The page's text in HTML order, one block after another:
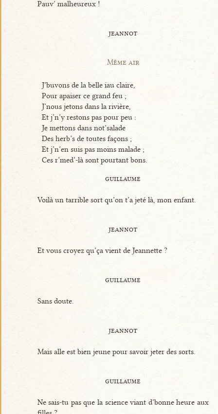
Pauv’ malheureux !
jeannot
Même air
J’buvons de la belle iau claire,
Pour apaiser ce grand feu ;
J’nous jetons dans la rivière,
Et j’n’y restons pas pour peu :
Je mettons dans not’salade
Des herb’s de toutes façons ;
Et j’n’en suis pas moins malade ;
Ces r’med’-là sont pourtant bons.
guillaume
Voilà un tarrible sort qu’on t’a jeté là, mon enfant.
jeannot
Et vous croyez qu’ça vient de Jeannette ?
guillaume
Sans doute.
jeannot
Mais alle est bien jeune pour savoir jeter des sorts.
guillaume
Ne sais-tu pas que la science viant d’bonne heure aux